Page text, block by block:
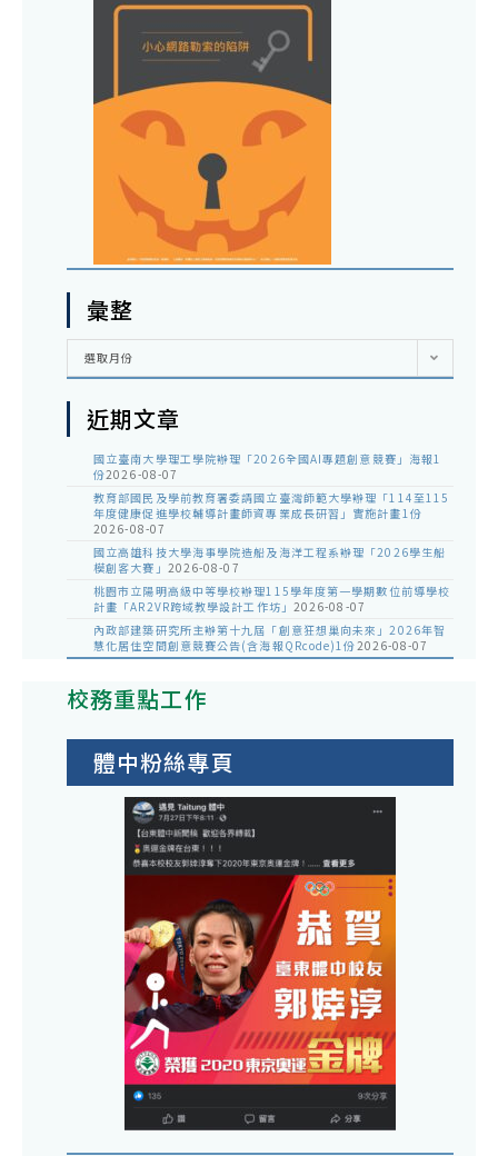
彙整
彙
選取月份
近期文章
國立臺南大學理工學院辦理「2026全國AI專題創意競賽」海報1
份2026-08-07
教育部國民及學前教育署委請國立臺灣師範大學辦理「114至115
年度健康促進學校輔導計畫師資專業成長研習」實施計畫1份
2026-08-07
國立高雄科技大學海事學院造船及海洋工程系辦理「2026學生船
模創客大賽」 2026-08-07
桃園市立陽明高級中等學校辦理115學年度第一學期數位前導學校
計畫「AR2VR跨域教學設計工作坊」 2026-08-07
內政部建築研究所主辦第十九屆「創意狂想巢向未來」2026年智
慧化居住空間創意競賽公告(含海報QRcode)1份2026-08-07
校務重點工作
體中粉絲專頁